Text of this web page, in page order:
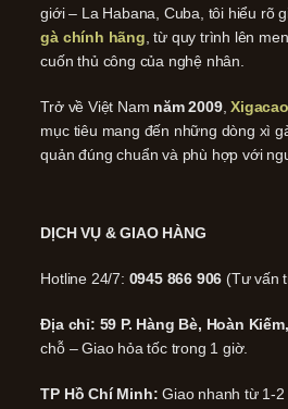
giới – La Habana, Cuba, tôi hiểu rõ
gà chính hãng , từ quy trình lên
cuốn thủ công của nghệ nhân.
Trở về Việt Nam năm 2009,
mục tiêu mang đến những dòng xì
quản đúng chuẩn và phù hợp với
DỊCH VỤ & GIAO HÀNG
Hotline 24/7: 0945 866 906 (Tư vấn
Địa chỉ: 59 P. Hàng Bè, Hoàn
chỗ – Giao hỏa tốc trong 1 giờ.
TP Hồ Chí Minh: Giao nhanh từ 1-2